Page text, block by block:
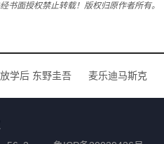
书面授权禁止转载！版权归原作者所有。
放学后 东野圭吾 麦乐迪马斯克